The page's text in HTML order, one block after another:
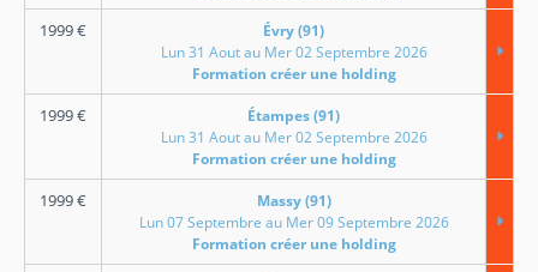
1999€
Évry (91)
Lun 31 Aout au Mer 02 Septembre 2026
Formation créer une holding
1999€
Étampes (91)
Lun 31 Aout au Mer 02 Septembre 2026
Formation créer une holding
1999€
Massy (91)
Lun 07 Septembre au Mer 09 Septembre 2026
Formation créer une holding